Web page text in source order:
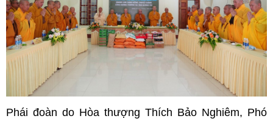
Phái đoàn do Hòa thượng Thích Bảo Nghiêm, Phó